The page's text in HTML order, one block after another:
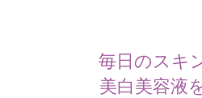
毎日のスキ
美白美容液